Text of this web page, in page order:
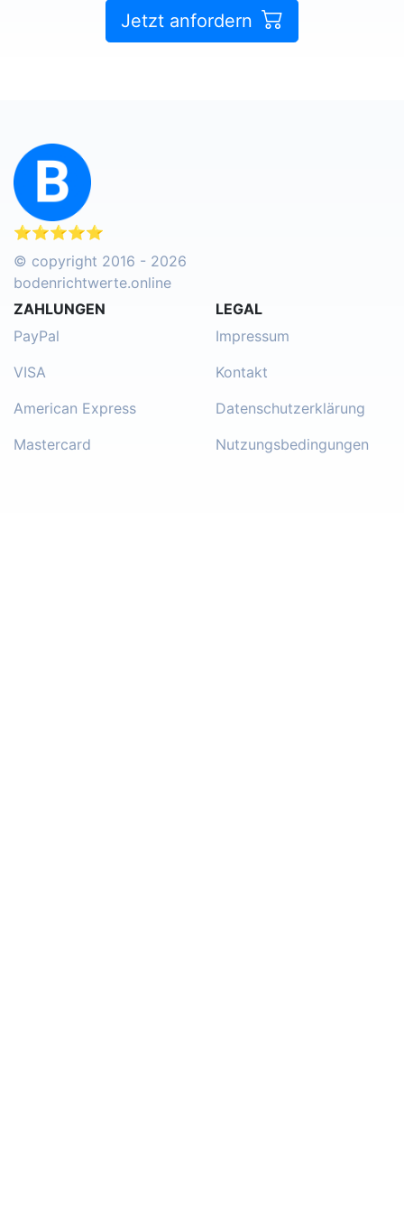
Jetzt anfordern
⭐⭐⭐⭐⭐
© copyright 2016 - 2026
bodenrichtwerte.online
ZAHLUNGEN
PayPal
VISA
American Express
Mastercard
LEGAL
Impressum
Kontakt
Datenschutzerklärung
Nutzungsbedingungen